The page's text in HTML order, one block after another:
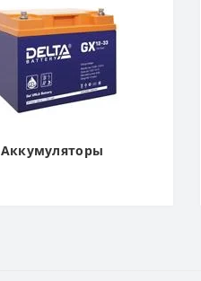
Аккумуляторы